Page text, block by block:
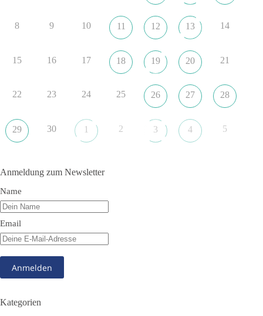
https://www.tagesschau.de/ausland/asien/nato-
#Gipfeltreffen #Frieden #Sicherheit
Grundrechte der Natur – ein Angriff auf das Grundgesetz?
Im Politischen Frühschoppen diskutieren die Teilnehmer das
Verhältnis von Mensch, Natur und Grundgesetz.
Beitrag der AG Strategische Impulse
Kann die Natur Träger eigener Grundrechte sein? Oder würde
eine solche Entwicklung das Fundament unseres
beschäftigte sich die Teilnehmer des Politischen
8 9 10 11 12 13 14
15 16 17 18 19 20 21
22 23 24 25 26 27 28
29 30 1 2 3 4 5
Anmeldung zum Newsletter
Name
Email
Kategorien